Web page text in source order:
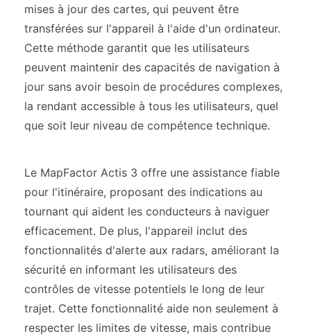
mises à jour des cartes, qui peuvent être
transférées sur l'appareil à l'aide d'un ordinateur.
Cette méthode garantit que les utilisateurs
peuvent maintenir des capacités de navigation à
jour sans avoir besoin de procédures complexes,
la rendant accessible à tous les utilisateurs, quel
que soit leur niveau de compétence technique.
Le MapFactor Actis 3 offre une assistance fiable
pour l'itinéraire, proposant des indications au
tournant qui aident les conducteurs à naviguer
efficacement. De plus, l'appareil inclut des
fonctionnalités d'alerte aux radars, améliorant la
sécurité en informant les utilisateurs des
contrôles de vitesse potentiels le long de leur
trajet. Cette fonctionnalité aide non seulement à
respecter les limites de vitesse, mais contribue